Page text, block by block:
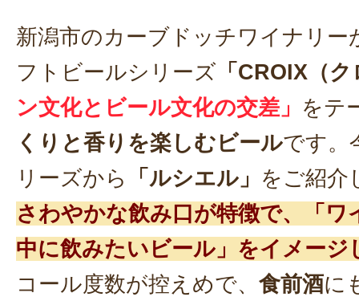
新潟市のカーブドッチワイナリー
フトビールシリーズ 「CROIX（
ン文化とビール文化の交差」 をテ
くりと香りを楽しむビールです。
リーズから
「ルシエル」 をご紹介
さわやかな飲み口が特徴で、「ワ
中に飲みたいビール」をイメージ
コール度数が控えめで、 食前酒に